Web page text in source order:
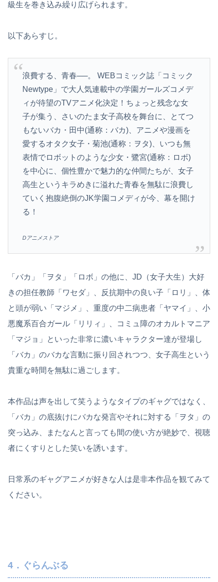
級生を巻き込み繰り広げられます。
以下あらすじ。
浪費する、青春──。 WEBコミック誌「コミック
Newtype」で大人気連載中の学園ガールズコメデ
ィが待望のTVアニメ化決定！ちょっと残念な女
子が集う、さいのたま女子高校を舞台に、とてつ
もないバカ・田中(通称：バカ)、アニメや漫画を
愛するオタク女子・菊池(通称：ヲタ)、いつも無
表情でロボットのような少女・鷺宮(通称：ロボ)
を中心に、個性豊かで魅力的な仲間たちが、女子
高生というキラめきに溢れた青春を無駄に浪費し
ていく抱腹絶倒のJK学園コメディが今、幕を開け
る！
Dアニメストア
「バカ」「ヲタ」「ロボ」の他に、JD（女子大生）大好
きの担任教師「ワセダ」、反抗期中の良い子「ロリ」、体
と頭が弱い「マジメ」、重度の中二病患者「ヤマイ」、小
悪魔系百合ガール「リリィ」、コミュ障のオカルトマニア
「マジョ」といった非常に濃いキャラクター達が登場し
「バカ」のバカな言動に振り回されつつ、女子高生という
貴重な時間を無駄に過ごします。
本作品は声を出して笑うようなタイプのギャグではなく、
「バカ」の底抜けにバカな発言やそれに対する「ヲタ」の
突っ込み、またなんと言っても間の使い方が絶妙で、視聴
者にくすりとした笑いを誘います。
日常系のギャグアニメが好きな人は是非本作品を観てみて
ください。
4．ぐらんぶる